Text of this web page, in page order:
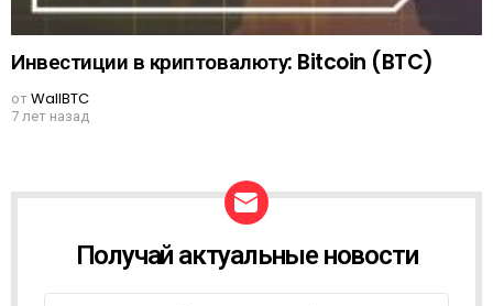
Инвестиции в криптовалюту: Bitcoin (BTC)
отWallBTC
7 лет назад
W
Получай актуальные новости